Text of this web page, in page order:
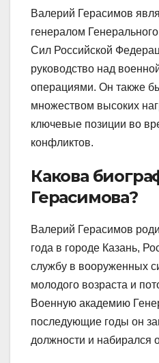
Валерий Герасимов
генералом
Сил Российской
руководство над
операциями. Он также
множеством высоких
ключевые позиции во
конфликтов.
Какова
Герасимова?
Валерий Герасимов
года в городе Казань,
службу в вооруженных
молодого возраста и
Военную академию
последующие годы он
должности и набирался